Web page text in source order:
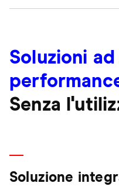
Soluzioni
Senza
Soluzione